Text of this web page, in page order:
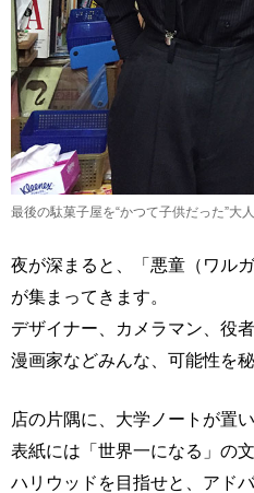
最後の駄菓子屋を“かつて子供だった”大
夜が深まると、「悪童（ワル
が集まってきます。
デザイナー、カメラマン、役
漫画家などみんな、可能性を
店の片隅に、大学ノートが置
表紙には「世界一になる」の
ハリウッドを目指せと、アド